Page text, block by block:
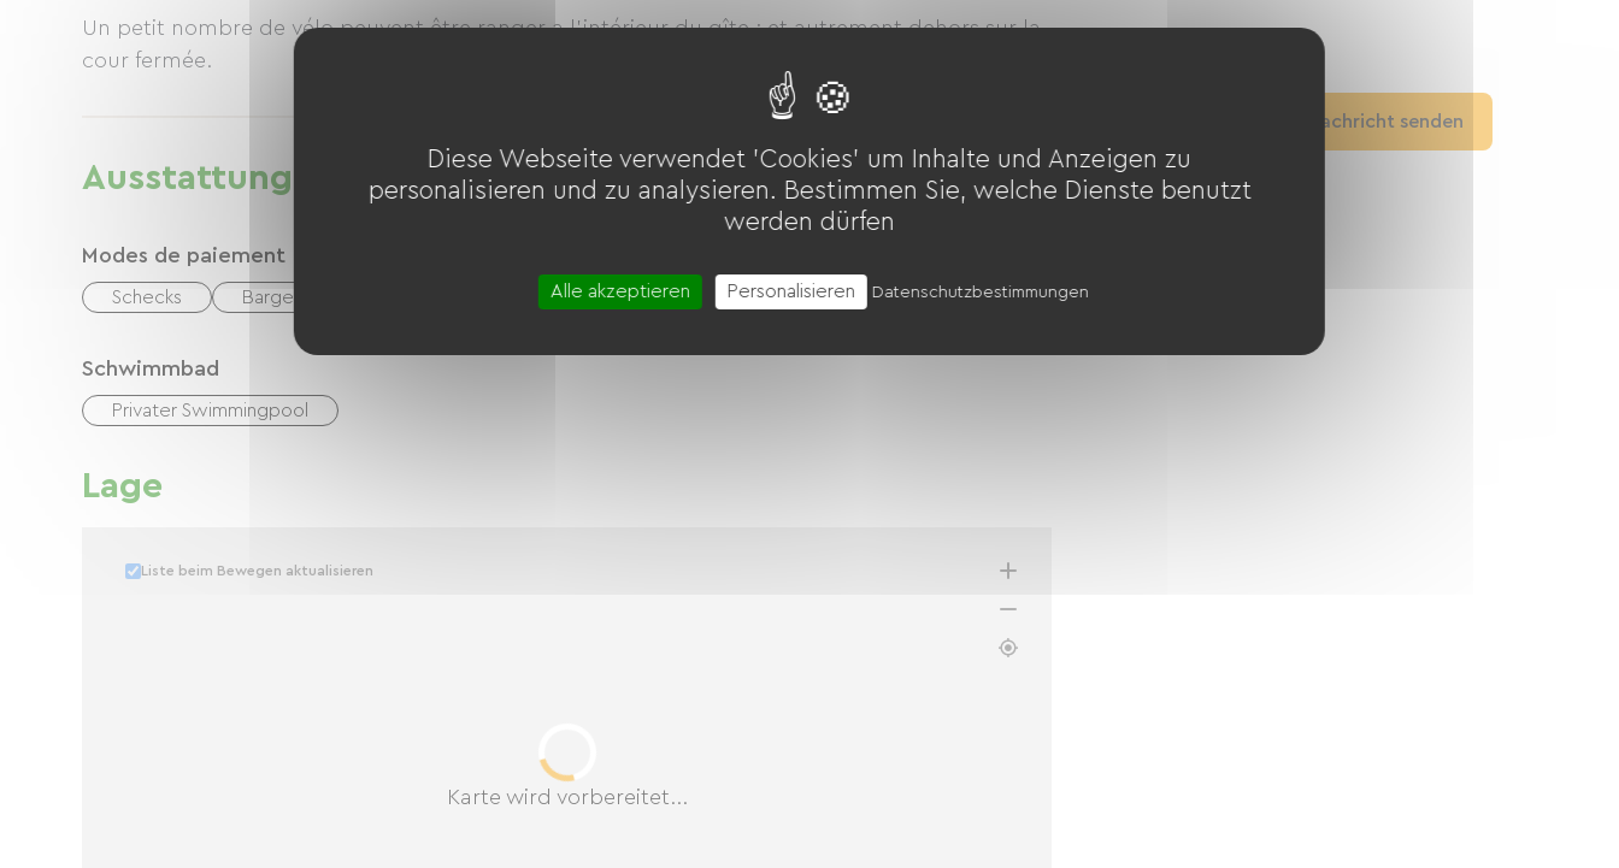
Un petit nombre de vélo peuvent être ranger a l'intérieur du gîte ; et autrement dehors sur la
cour fermée.
Ausstattung
Modes de paiement
Schecks Bargeld Urlaubsgutscheine (ANCV) Transfer
Schwimmbad
Privater Swimmingpool
Lage
Karte wird vorbereitet...
Liste beim Bewegen aktualisieren
Eine Nachricht senden
Website ansehen
Diese Webseite verwendet 'Cookies' um Inhalte und Anzeigen zu
personalisieren und zu analysieren. Bestimmen Sie, welche Dienste benutzt
werden dürfen
Alle akzeptieren Personalisieren Datenschutzbestimmungen